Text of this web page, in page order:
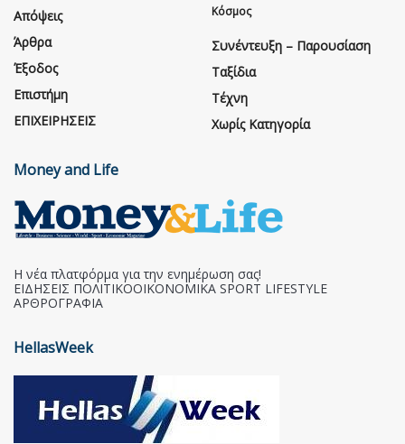
Απόψεις
Άρθρα
Έξοδος
Επιστήμη
ΕΠΙΧΕΙΡΗΣΕΙΣ
Κόσμος
Συνέντευξη – Παρουσίαση
Ταξίδια
Τέχνη
Χωρίς Κατηγορία
Money and Life
Η νέα πλατφόρμα για την ενημέρωση σας!
ΕΙΔΗΣΕΙΣ ΠΟΛΙΤΙΚΟΟΙΚΟΝΟΜΙΚΑ SPORT LIFESTYLE
ΑΡΘΡΟΓΡΑΦΙΑ
HellasWeek